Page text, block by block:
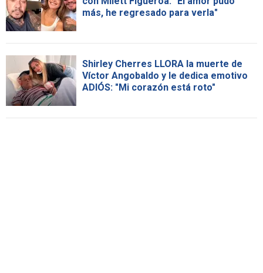
más, he regresado para verla"
Shirley Cherres LLORA la muerte de
Víctor Angobaldo y le dedica emotivo
ADIÓS: "Mi corazón está roto"